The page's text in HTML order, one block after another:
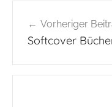
Vorheriger
Softcover